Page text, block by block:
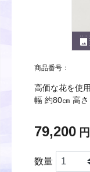
photo_size_select_large
商品番号：
高価な花を使
幅 約80㎝ 高
79,200
数量